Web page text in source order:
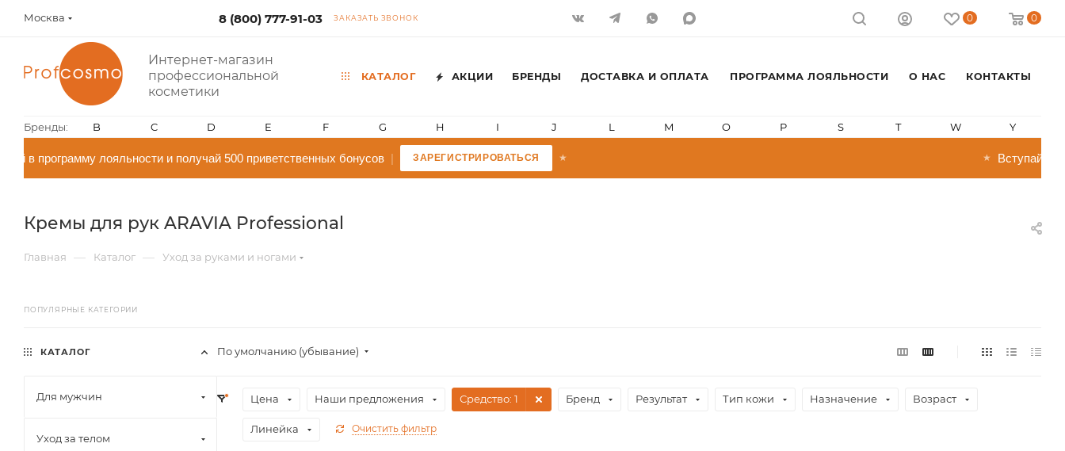
Москва 8 (800) 777-91-03 ЗАКАЗАТЬ ЗВОНОК 0 0
Интернет-магазин
профессиональной
косметики
КАТАЛОГ АКЦИИ БРЕНДЫ ДОСТАВКА И ОПЛАТА ПРОГРАММА ЛОЯЛЬНОСТИ О НАС КОНТАКТЫ
Бренды: B C D E F G H I J L M O P S T W Y
в программу лояльности и получай 500 приветственных бонусов| ЗАРЕГИСТРИРОВАТЬСЯ Вступай в
Кремы для рук ARAVIA Professional
Главная — Каталог — Уход за руками и ногами
ПОПУЛЯРНЫЕ КАТЕГОРИИ
По умолчанию (убывание)
Цена Наши предложения Средство: 1 Бренд Результат Тип кожи Назначение Возраст
Линейка Очистить фильтр
КАТАЛОГ
Для мужчин
Уход за телом